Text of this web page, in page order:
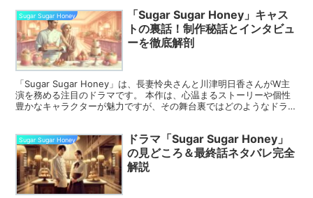
Sugar Sugar Honey
「Sugar Sugar Honey」キャス
トの裏話！制作秘話とインタビュ
ーを徹底解剖
「Sugar Sugar Honey」は、長妻怜央さんと川津明日香さんがW主
演を務める注目のドラマです。 本作は、心温まるストーリーや個性
豊かなキャラクターが魅力ですが、その舞台裏ではどのようなドラマ
Sugar Sugar Honey
ドラマ「Sugar Sugar Honey」
の見どころ＆最終話ネタバレ完全
解説